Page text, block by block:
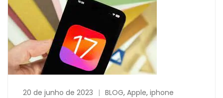
20 de junho de 2023 BLOG, Apple, iphone